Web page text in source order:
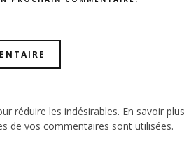
réduire les indésirables. En savoir plus
de vos commentaires sont utilisées.